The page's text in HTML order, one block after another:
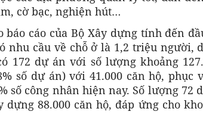
cờ bạc, nghiện hút…
báo cáo của Bộ Xây dựng tính đến
nhu cầu về chỗ ở là 1,2 triệu người,
172 dự án với số lượng khoảng
số dự án) với 41.000 căn hộ, phục
số công nhân hiện nay. Số lượng 72
88.000 căn hộ, đáp ứng cho